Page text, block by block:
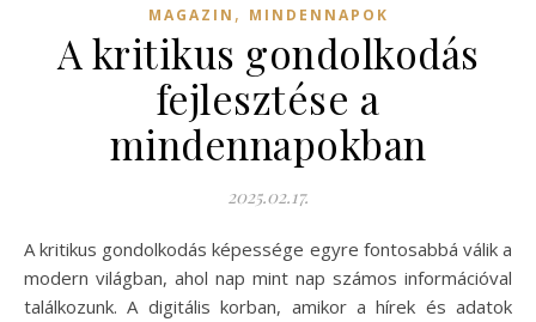
MAGAZIN , MINDENNAPOK
A kritikus gondolkodás
fejlesztése a
mindennapokban
2025.02.17.
A kritikus gondolkodás képessége egyre fontosabbá válik a
modern világban, ahol nap mint nap számos információval
találkozunk. A digitális korban, amikor a hírek és adatok